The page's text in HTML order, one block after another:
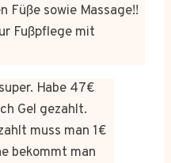
Füße sowie Massage!!
Fußpflege mit
Habe 47€
Gel gezahlt.
muss man 1€
bekommt man